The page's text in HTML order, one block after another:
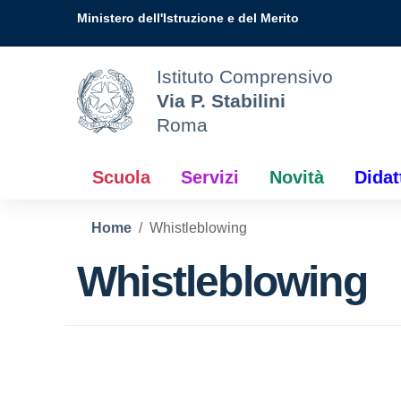
Ministero dell'Istruzione e del Merito
Istituto Comprensivo
Via P. Stabilini
Roma
Scuola Servizi Novità
Home Whistleblowing
Whistleblowing